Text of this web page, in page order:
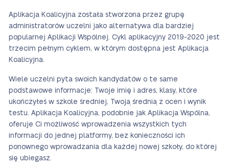
Aplikacja Koalicyjna została stworzona przez grupę
administratorów uczelni jako alternatywa dla bardziej
popularnej Aplikacji Wspólnej. Cykl aplikacyjny 2019-2020 jest
trzecim pełnym cyklem, w którym dostępna jest Aplikacja
Koalicyjna.
Wiele uczelni pyta swoich kandydatów o te same
podstawowe informacje: Twoje imię i adres, klasy, które
ukończyłeś w szkole średniej, Twoją średnią z ocen i wynik
testu. Aplikacja Koalicyjna, podobnie jak Aplikacja Wspólna,
oferuje Ci możliwość wprowadzenia wszystkich tych
informacji do jednej platformy, bez konieczności ich
ponownego wprowadzania dla każdej nowej szkoły, do której
się ubiegasz.